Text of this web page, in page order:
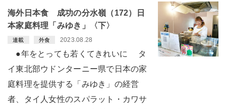
海外日本食 成功の分水嶺（172）日
本家庭料理「みゆき」〈下〉
連載 外食 2023.08.28
●年をとっても若くてきれいに タ
イ東北部ウドンターニー県で日本の家
庭料理を提供する「みゆき」の経営
者、タイ人女性のスパラット・カワサ